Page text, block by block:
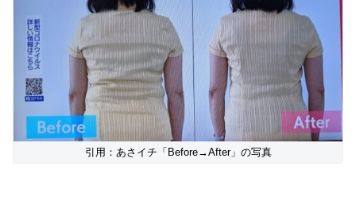
引用：あさイチ「Before→After」の写真